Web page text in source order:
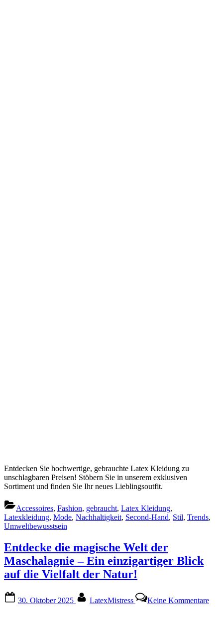
Entdecken Sie hochwertige, gebrauchte Latex Kleidung zu
unschlagbaren Preisen! Stöbern Sie in unserem exklusiven
Sortiment und finden Sie Ihr neues Lieblingsoutfit.
Accessoires, Fashion, gebraucht, Latex Kleidung,
Latexkleidung, Mode, Nachhaltigkeit, Second-Hand, Stil, Trends,
Umweltbewusstsein
Entdecke die magische Welt der
Maschalagnie – Ein einzigartiger Blick
auf die Vielfalt der Natur!
on
30. Oktober 2025 LatexMistress Keine Kommentare